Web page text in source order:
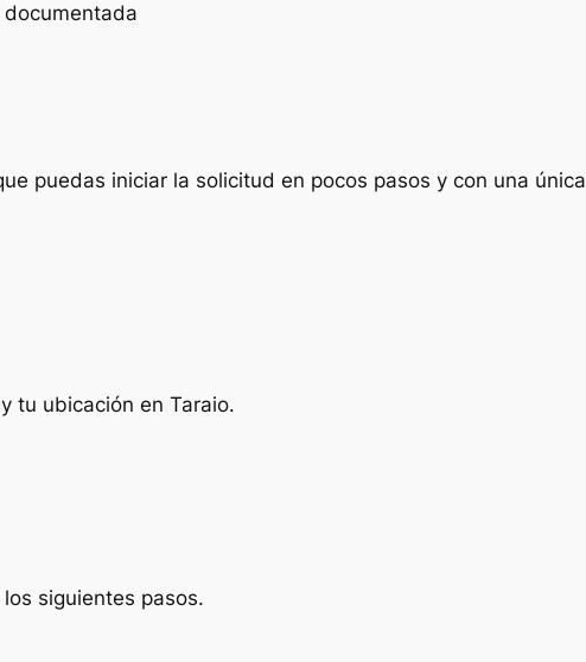
puedas iniciar la solicitud en pocos pasos y con una
tu ubicación en Taraio.
siguientes pasos.